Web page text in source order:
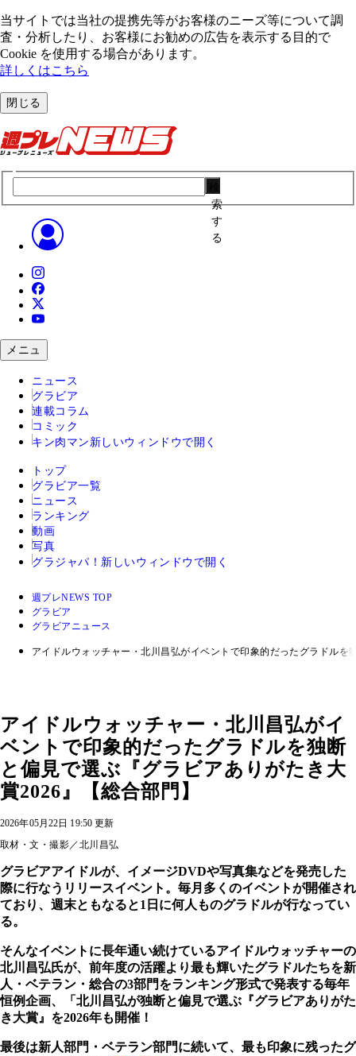
当サイトでは当社の提携先等がお客様のニーズ等について調
査・分析したり、お客様にお勧めの広告を表⽰する⽬的で
Cookie を使⽤する場合があります。
詳しくはこちら
閉じる
索
す
る
メニュ
ニュース
グラビア
連載コラム
コミック
キン肉マン 新しいウィンドウで開く
トップ
グラビア一覧
ニュース
ランキング
動画
写真
グラジャパ！ 新しいウィンドウで開く
週プレNEWS TOP
グラビア
グラビアニュース
アイドルウォッチャー・北川昌弘がイベントで印象的だったグラドル
アイドルウォッチャー・北川昌弘がイ
ベントで印象的だったグラドルを独断
と偏見で選ぶ『グラビアありがたき大
賞2026』【総合部門】
2026年05月22日 19:50 更新
取材・文・撮影／北川昌弘
グラビアアイドルが、イメージDVDや写真集などを発売した
際に行なうリリースイベント。毎月多くのイベントが開催され
ており、週末ともなると1日に何人ものグラドルが行なってい
る。
そんなイベントに長年通い続けているアイドルウォッチャーの
北川昌弘氏が、前年度の活躍より最も輝いたグラドルたちを新
人・ベテラン・総合の3部門をランキング形式で発表する毎年
恒例企画、「北川昌弘が独断と偏見で選ぶ『グラビアありがた
き大賞』を2026年も開催！
最後は新人部門・ベテラン部門に続いて、最も印象に残ったグ